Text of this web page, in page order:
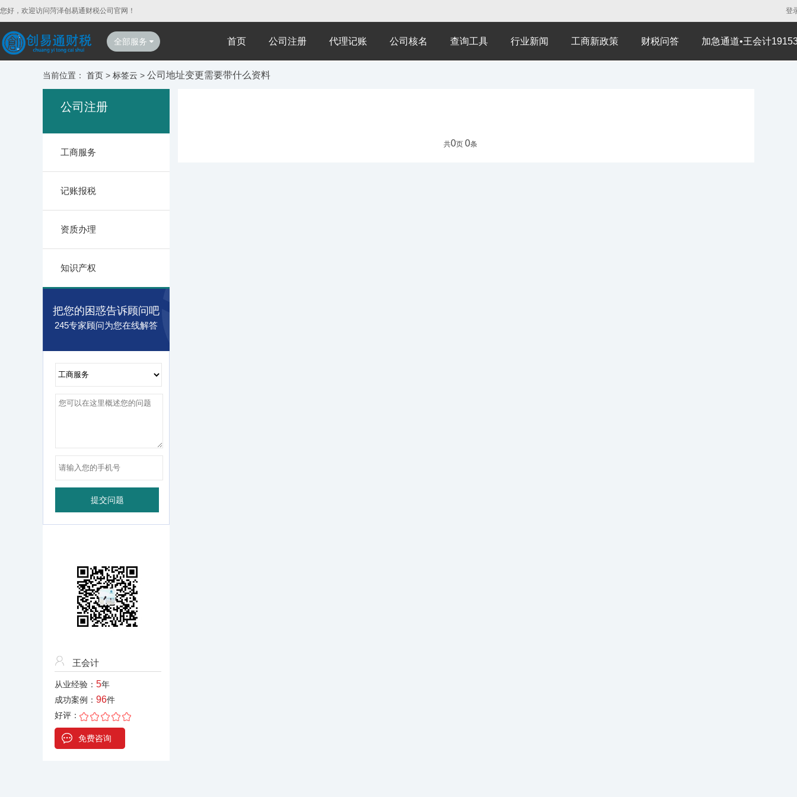
您好，欢迎访问菏泽创易通财税公司官网！ 登
全部服务 首页 公司注册 代理记账 公司核名 查询工具 行业新闻 工商新政策 财税问答 加急通道•王会计
当前位置： 首页 > 标签云 > 公司地址变更需要带什么资料
公司注册
工商服务
记账报税
资质办理
知识产权
把您的困惑告诉顾问吧
245专家顾问为您在线解答
王会计
从业经验： 5年
成功案例： 96件
好评：
免费咨询
共0页 0条